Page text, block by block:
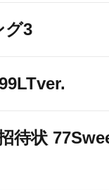
グ3
待状